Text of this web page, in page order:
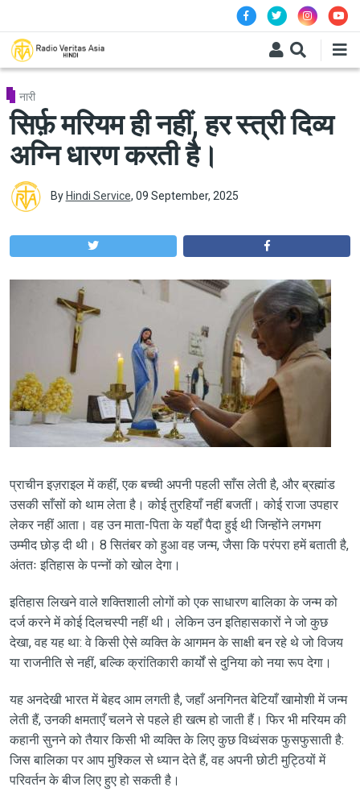
नारी
सिर्फ़ मरियम ही नहीं, हर स्त्री दिव्य
अग्नि धारण करती है।
By Hindi Service, 09 September, 2025
प्राचीन इज़राइल में कहीं, एक बच्ची अपनी पहली साँस लेती है, और ब्रह्मांड
उसकी साँसों को थाम लेता है। कोई तुरहियाँ नहीं बजतीं। कोई राजा उपहार
लेकर नहीं आता। वह उन माता-पिता के यहाँ पैदा हुई थी जिन्होंने लगभग
उम्मीद छोड़ दी थी। 8 सितंबर को हुआ वह जन्म, जैसा कि परंपरा हमें बताती है,
अंततः इतिहास के पन्नों को खोल देगा।
इतिहास लिखने वाले शक्तिशाली लोगों को एक साधारण बालिका के जन्म को
दर्ज करने में कोई दिलचस्पी नहीं थी। लेकिन उन इतिहासकारों ने जो कुछ
देखा, वह यह था: वे किसी ऐसे व्यक्ति के आगमन के साक्षी बन रहे थे जो विजय
या राजनीति से नहीं, बल्कि क्रांतिकारी कार्यों से दुनिया को नया रूप देगा।
यह अनदेखी भारत में बेहद आम लगती है, जहाँ अनगिनत बेटियाँ खामोशी में जन्म
लेती हैं, उनकी क्षमताएँ चलने से पहले ही खत्म हो जाती हैं। फिर भी मरियम की
कहानी सुनने को तैयार किसी भी व्यक्ति के लिए कुछ विध्वंसक फुसफुसाती है:
जिस बालिका पर आप मुश्किल से ध्यान देते हैं, वह अपनी छोटी मुट्ठियों में
परिवर्तन के बीज लिए हुए हो सकती है।